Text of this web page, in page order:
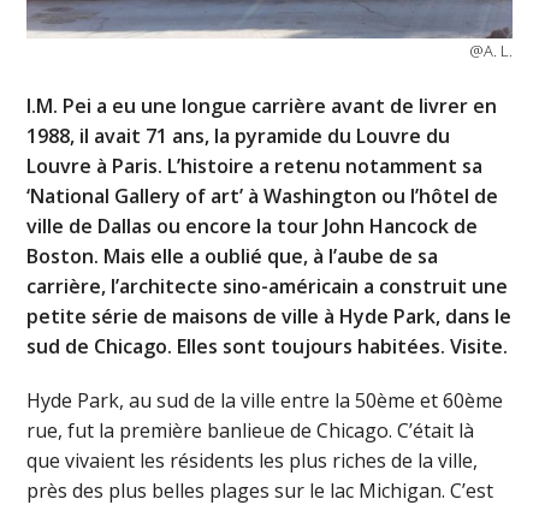
@A. L.
I.M. Pei a eu une longue carrière avant de livrer en
1988, il avait 71 ans, la pyramide du Louvre du
Louvre à Paris. L’histoire a retenu notamment sa
‘National Gallery of art’ à Washington ou l’hôtel de
ville de Dallas ou encore la tour John Hancock de
Boston. Mais elle a oublié que, à l’aube de sa
carrière, l’architecte sino-américain a construit une
petite série de maisons de ville à Hyde Park, dans le
sud de Chicago. Elles sont toujours habitées. Visite.
Hyde Park, au sud de la ville entre la 50ème et 60ème
rue, fut la première banlieue de Chicago. C’était là
que vivaient les résidents les plus riches de la ville,
près des plus belles plages sur le lac Michigan. C’est